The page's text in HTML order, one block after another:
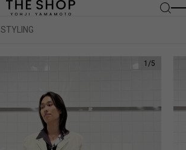
STYLING
1 /5